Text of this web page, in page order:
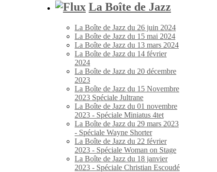
La Boîte de Jazz
La Boîte de Jazz du 26 juin 2024
La Boîte de Jazz du 15 mai 2024
La Boîte de Jazz du 13 mars 2024
La Boîte de Jazz du 14 février
2024
La Boîte de Jazz du 20 décembre
2023
La Boîte de Jazz du 15 Novembre
2023 Spéciale Jultrane
La Boîte de Jazz du 01 novembre
2023 - Spéciale Miniatus 4tet
La Boîte de Jazz du 29 mars 2023
- Spéciale Wayne Shorter
La Boîte de Jazz du 22 février
2023 - Spéciale Woman on Stage
La Boîte de Jazz du 18 janvier
2023 - Spéciale Christian Escoudé